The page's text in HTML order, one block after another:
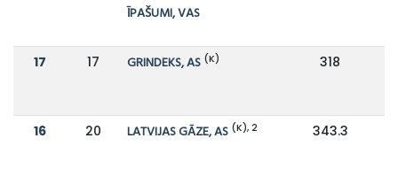
ĪPAŠUMI, VAS
17 17 GRINDEKS, AS (K) 318
16 20 LATVIJAS GĀZE, AS (K), 2 343.3